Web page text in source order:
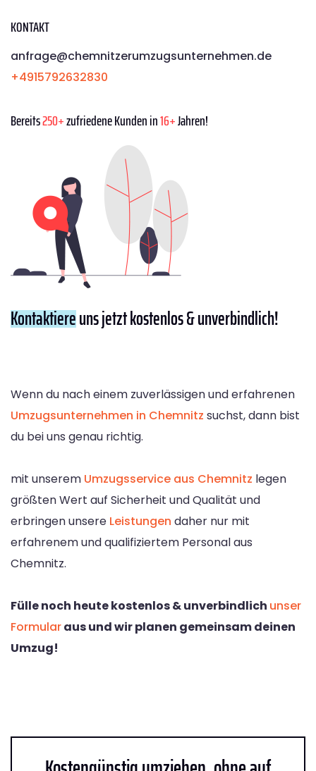
KONTAKT
anfrage@chemnitzerumzugsunternehmen.de
+4915792632830
Bereits250+zufriedene Kunden in16+Jahren!
Kontaktiereuns jetzt kostenlos & unverbindlich!
Wenn du nach einem zuverlässigen und erfahrenen
Umzugsunternehmen in Chemnitz suchst, dann bist
du bei uns genau richtig.
mit unserem Umzugsservice aus Chemnitz legen
größten Wert auf Sicherheit und Qualität und
erbringen unsere Leistungen daher nur mit
erfahrenem und qualifiziertem Personal aus
Chemnitz.
Fülle noch heute kostenlos & unverbindlich unser
Formularaus und wir planen gemeinsam deinen
Umzug!